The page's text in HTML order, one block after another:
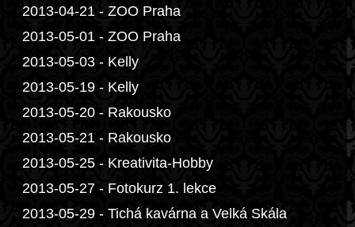
2013-04-21 - ZOO Praha
2013-05-01 - ZOO Praha
2013-05-03 - Kelly
2013-05-19 - Kelly
2013-05-20 - Rakousko
2013-05-21 - Rakousko
2013-05-25 - Kreativita-Hobby
2013-05-27 - Fotokurz 1. lekce
2013-05-29 - Tichá kavárna a Velká Skála